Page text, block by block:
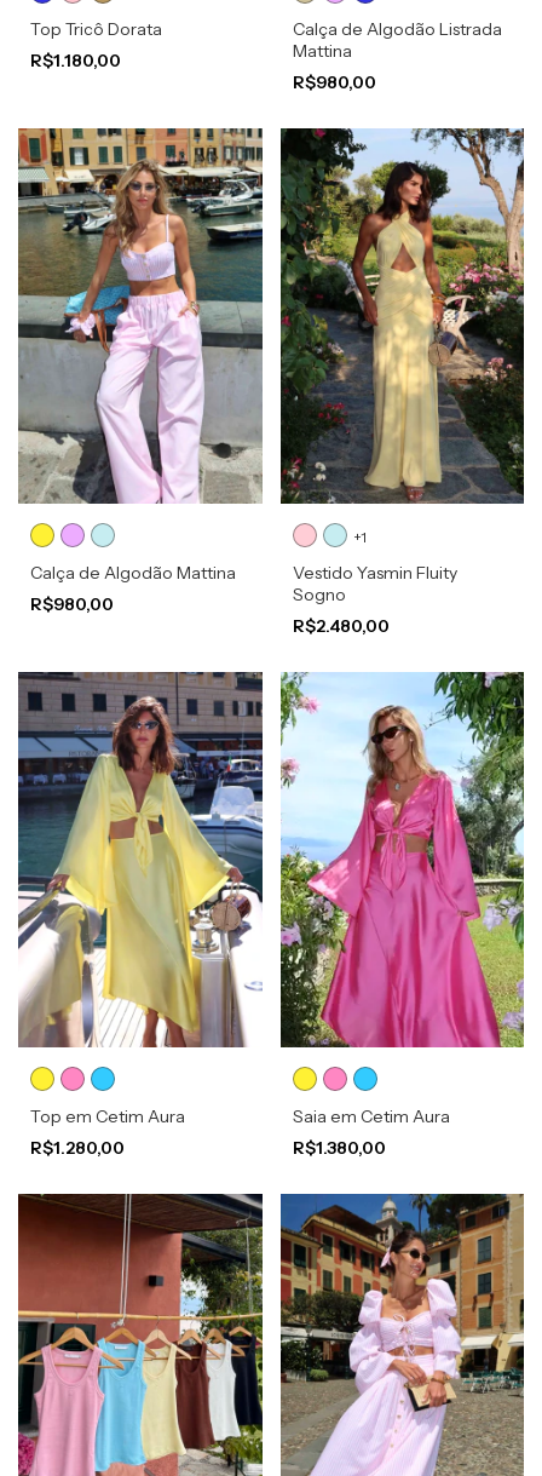
Top Tricô Dorata
R$1.180,00
Calça de Algodão Listrada
Mattina
R$980,00
Calça de Algodão Mattina
R$980,00
+1
Vestido Yasmin Fluity
Sogno
R$2.480,00
Top em Cetim Aura
R$1.280,00
Saia em Cetim Aura
R$1.380,00